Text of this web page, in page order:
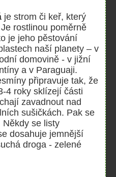
je strom či keř, který
rostlinou poměrně
je jeho pěstování
naší planety – v
domovině - v jižní
a v Paraguaji.
připravuje tak, že
4 roky sklízejí části
zavadnout nad
sušičkách. Pak se
se listy
dosahuje jemnější
droga - zelené